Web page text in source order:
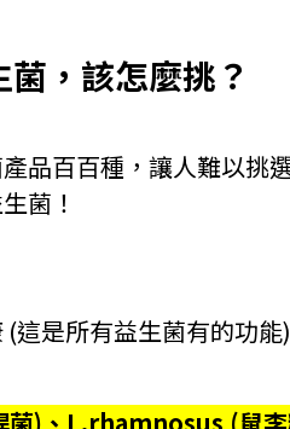
，該怎麼挑？
品百百種，讓人難以挑
菌！
這是所有益生菌有的功
)、L.rhamnosus (鼠